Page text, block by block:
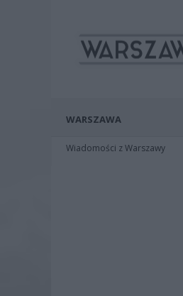
WARSZAWA
Wiadomości z Warszawy